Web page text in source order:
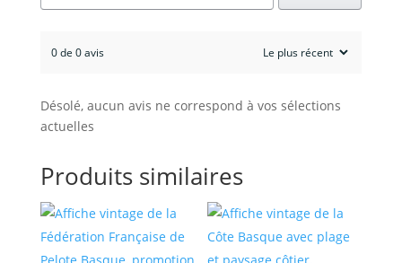
0 de 0 avis
Désolé, aucun avis ne correspond à vos sélections
actuelles
Produits similaires